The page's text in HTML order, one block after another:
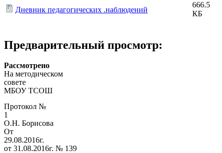
Дневник педагогических .наблюдений
666.5
КБ
Предварительный просмотр:
Рассмотрено
На методическом
совете
МБОУ ТСОШ
Протокол №
1
О.Н. Борисова
От
29.08.2016г.
от 31.08.2016г. № 139